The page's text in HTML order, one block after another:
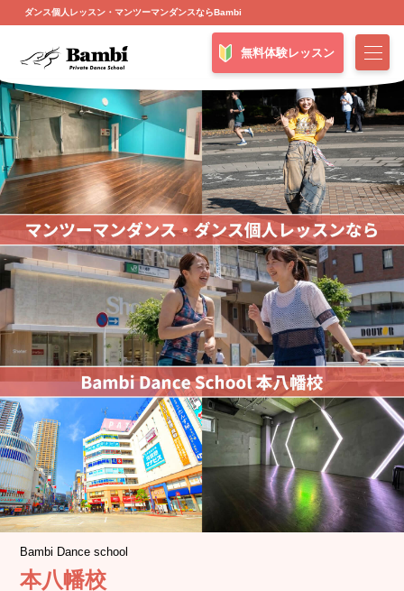
ダンス個人レッスン・マンツーマンダンスならBambi
無料体験レッスン
Bambi Dance school
本八幡校